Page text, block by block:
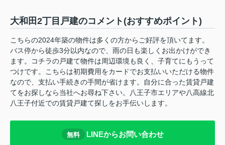
大和田2丁目戸建のコメント(おすすめポイント)
こちらの2024年築の物件は多くの方からご好評を頂いてます。
バス停から徒歩3分以内なので、雨の日も楽しくお出かけができ
ます。コチラの戸建て物件は周辺環境も良く、子育てにもうって
つけです。こちらは初期費用をカードでお支払いいただける物件
なので、支払い手続きの手間が省けます。自分に合った賃貸戸建
てをお探しなら当社へお尋ね下さい。八王子市エリアや八高線北
八王子付近での賃貸戸建て探しをお手伝いします。
無料 LINEからお問い合わせ